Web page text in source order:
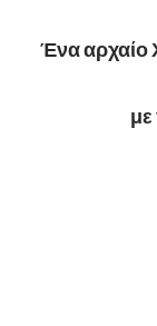
Ένα αρχαίο
Δρ.